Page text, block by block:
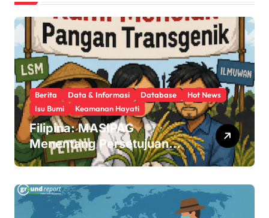
Berita Data & Informasi Database
Hot News
Isu Bumi
Keamanan Hayati
Filipina: MASIPAG
Menentang Persetujuan
Beras Transgenik